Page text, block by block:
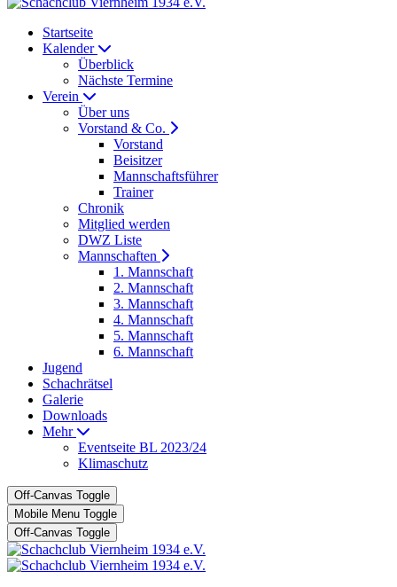
Startseite
Kalender
Überblick
Nächste Termine
Verein
Über uns
Vorstand & Co.
Vorstand
Beisitzer
Mannschaftsführer
Trainer
Chronik
Mitglied werden
DWZ Liste
Mannschaften
1. Mannschaft
2. Mannschaft
3. Mannschaft
4. Mannschaft
5. Mannschaft
6. Mannschaft
Jugend
Schachrätsel
Galerie
Downloads
Mehr
Eventseite BL 2023/24
Klimaschutz
Off-Canvas Toggle
Mobile Menu Toggle
Off-Canvas Toggle